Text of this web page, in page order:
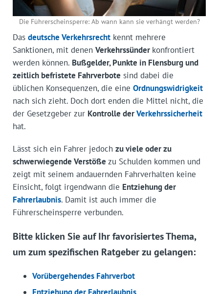
Die Führerscheinsperre: Ab wann kann sie verhängt werden?
Das deutsche Verkehrsrechtkennt mehrere
Sanktionen, mit denen Verkehrssünder konfrontiert
werden können. Bußgelder, Punkte in Flensburg und
zeitlich befristete Fahrverbote sind dabei die
üblichen Konsequenzen, die eine Ordnungswidrigkeit
nach sich zieht. Doch dort enden die Mittel nicht, die
der Gesetzgeber zur Kontrolle derVerkehrssicherheit
hat.
Lässt sich ein Fahrer jedoch zu viele oder zu
schwerwiegende Verstöße zu Schulden kommen und
zeigt mit seinem andauernden Fahrverhalten keine
Einsicht, folgt irgendwann die Entziehung der
Fahrerlaubnis. Damit ist auch immer die
Führerscheinsperre verbunden.
Bitte klicken Sie auf Ihr favorisiertes Thema,
um zum spezifischen Ratgeber zu gelangen:
Vorübergehendes Fahrverbot